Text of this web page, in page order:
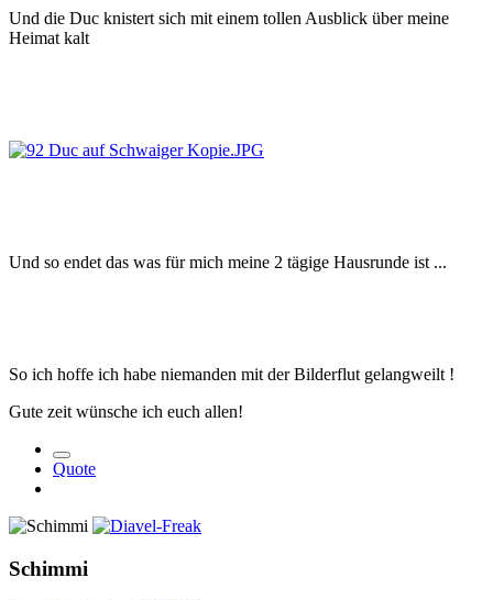
Und die Duc knistert sich mit einem tollen Ausblick über meine
Heimat kalt
Und so endet das was für mich meine 2 tägige Hausrunde ist ...
So ich hoffe ich habe niemanden mit der Bilderflut gelangweilt !
Gute zeit wünsche ich euch allen!
Quote
Schimmi